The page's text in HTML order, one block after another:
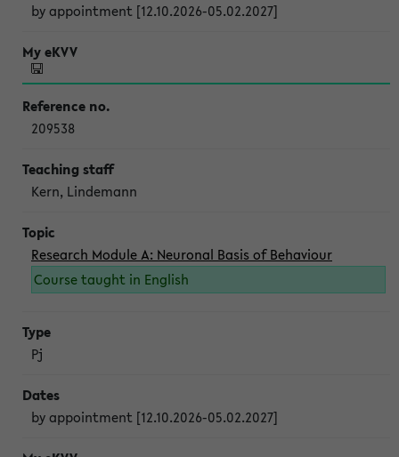
by appointment [12.10.2026-05.02.2027]
209538
Kern, Lindemann
Research Module A: Neuronal Basis of Behaviour
Course taught in English
Pj
by appointment [12.10.2026-05.02.2027]